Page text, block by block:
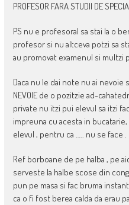
PROFESOR FARA STUDII DE
PS nu e profesoral sa stai la o
profesor si nu altceva potzi sa
au promovat examenul si multzi
Daca nu le dai note nu ai
NEVOIE de o pozitzie ad-
private nu itzi pui elevul sa itzi
impreuna cu acesta in
elevul , pentru ca ….. nu se face .
Ref borboane de pe halba , pe
serveste la halbe scose din
pun pe masa si fac bruma
ca o fi fost berea calda da erau